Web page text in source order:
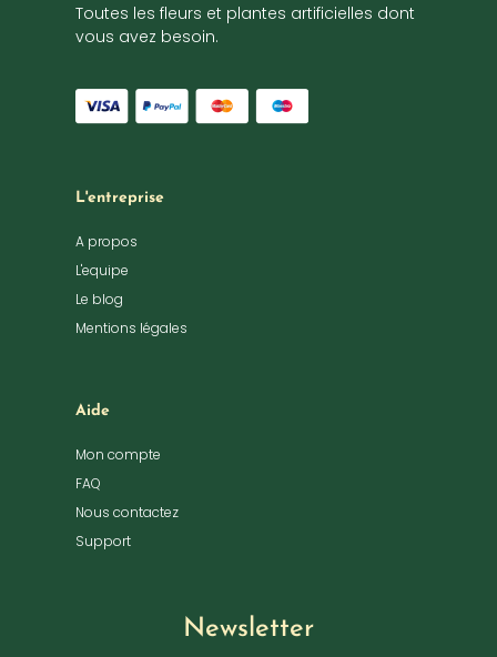
Toutes les fleurs et plantes artificielles dont
vous avez besoin.
L'entreprise
A propos
L'equipe
Le blog
Mentions légales
Aide
Mon compte
FAQ
Nous contactez
Support
Newsletter